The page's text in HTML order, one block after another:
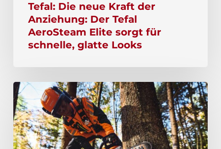
Tefal: Die neue Kraft der
Anziehung: Der Tefal
AeroSteam Elite sorgt für
schnelle, glatte Looks